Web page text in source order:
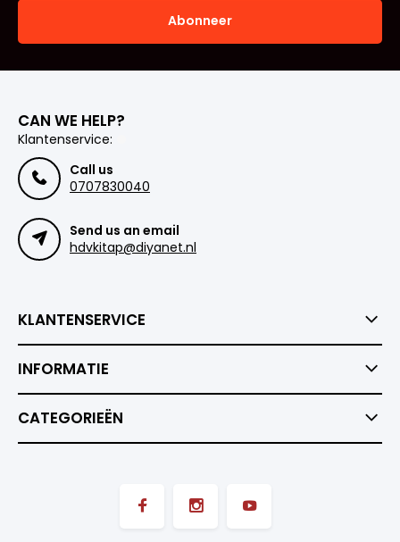
Abonneer
CAN WE HELP?
Klantenservice:
Call us
0707830040
Send us an email
hdvkitap@diyanet.nl
KLANTENSERVICE
INFORMATIE
CATEGORIEËN